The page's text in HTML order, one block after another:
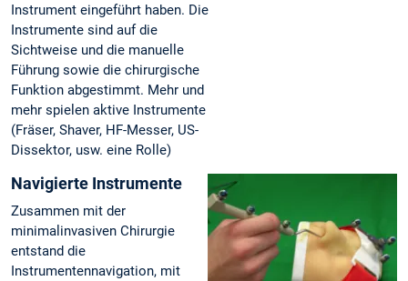
Instrument eingeführt haben. Die
Instrumente sind auf die
Sichtweise und die manuelle
Führung sowie die chirurgische
Funktion abgestimmt. Mehr und
mehr spielen aktive Instrumente
(Fräser, Shaver, HF-Messer, US-
Dissektor, usw. eine Rolle)
Navigierte Instrumente
Zusammen mit der
minimalinvasiven Chirurgie
entstand die
Instrumentennavigation, mit